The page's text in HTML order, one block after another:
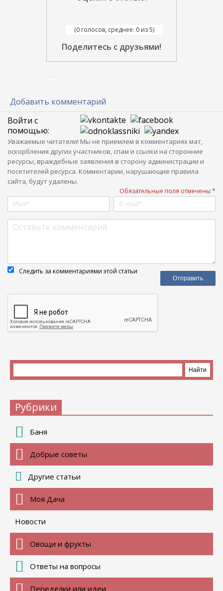
(0 голосов, среднее: 0 из 5)
Поделитесь с друзьями!
Добавить комментарий
Войти с
помощью:
Уважаемые читатели! Мы не приемлем в комментариях мат,
оскорбления других участников, спам и ссылки на сторонние
ресурсы, враждебные заявления в сторону администрации и
посетителей ресурса. Комментарии, нарушающие правила
сайта, будут удалены.
Обязательные поля отмечены *
Следить за комментариями этой статьи
Рубрики
Баня
Добрые советы
Другие статьи
Моя Дача
Новости
Овощи и фрукты
Ответы на вопросы
Переделки или идеи